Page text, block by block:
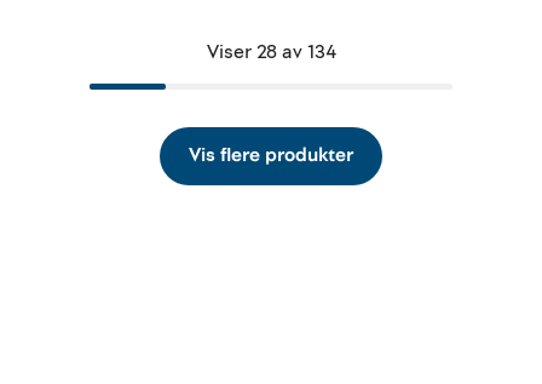
Viser 28 av 134
Vis flere produkter